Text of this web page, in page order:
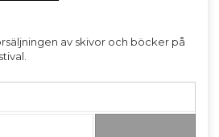
av skivor och böcker på